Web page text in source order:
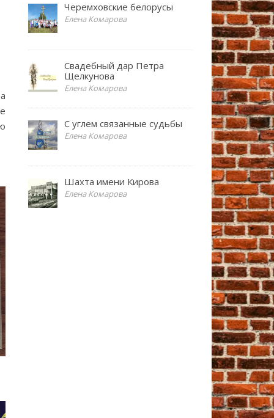
Черемховские белорусы
Елена Комарова
Свадебный дар Петра
Щелкунова
Елена Комарова
С углем связанные судьбы
Елена Комарова
Шахта имени Кирова
Елена Комарова